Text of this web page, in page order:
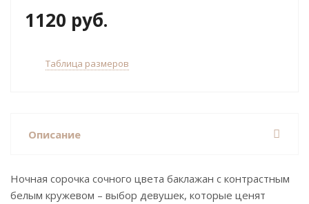
1120 руб.
Таблица размеров
Описание
Ночная сорочка сочного цвета баклажан с контрастным
белым кружевом – выбор девушек, которые ценят